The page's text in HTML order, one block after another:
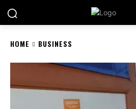
HOME BUSINESS